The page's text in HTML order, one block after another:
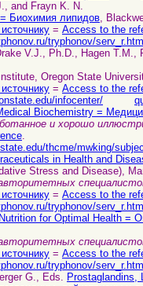
and Frayn K. N.
Биохимия липидов,
= Access to the
tryphonov/
V.J., Ph.D., Hagen T.M.,
Oregon State
= Access to the
infocenter/
Biochemistry =
и хорошо
.
thcme/mwking/
in Health and
Stress and Disease),
= Access to the
tryphonov/
for Optimal Health =
= Access to the
tryphonov/
G., Eds. Prostaglandins,